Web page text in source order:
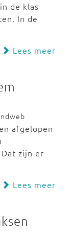
de klas
In de
Lees meer
afgelopen
zijn er
Lees meer